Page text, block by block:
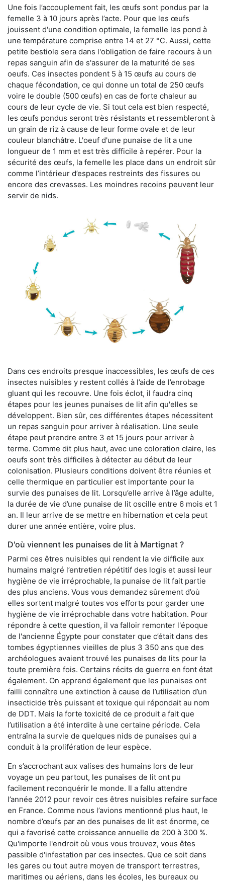
Une fois l’accouplement fait, les œufs sont pondus par la
femelle 3 à 10 jours après l’acte. Pour que les œufs
jouissent d'une condition optimale, la femelle les pond à
une température comprise entre 14 et 27 °C. Aussi, cette
petite bestiole sera dans l'obligation de faire recours à un
repas sanguin afin de s'assurer de la maturité de ses
oeufs. Ces insectes pondent 5 à 15 œufs au cours de
chaque fécondation, ce qui donne un total de 250 œufs
voire le double (500 œufs) en cas de forte chaleur au
cours de leur cycle de vie. Si tout cela est bien respecté,
les œufs pondus seront très résistants et ressembleront à
un grain de riz à cause de leur forme ovale et de leur
couleur blanchâtre. L'oeuf d'une punaise de lit a une
longueur de 1 mm et est très difficile à repérer. Pour la
sécurité des œufs, la femelle les place dans un endroit sûr
comme l’intérieur d’espaces restreints des fissures ou
encore des crevasses. Les moindres recoins peuvent leur
servir de nids.
Dans ces endroits presque inaccessibles, les œufs de ces
insectes nuisibles y restent collés à l’aide de l’enrobage
gluant qui les recouvre. Une fois éclot, il faudra cinq
étapes pour les jeunes punaises de lit afin qu'elles se
développent. Bien sûr, ces différentes étapes nécessitent
un repas sanguin pour arriver à réalisation. Une seule
étape peut prendre entre 3 et 15 jours pour arriver à
terme. Comme dit plus haut, avec une coloration claire, les
oeufs sont très difficiles à détecter au début de leur
colonisation. Plusieurs conditions doivent être réunies et
celle thermique en particulier est importante pour la
survie des punaises de lit. Lorsqu’elle arrive à l’âge adulte,
la durée de vie d’une punaise de lit oscille entre 6 mois et 1
an. Il leur arrive de se mettre en hibernation et cela peut
durer une année entière, voire plus.
D'où viennent les punaises de lit à Martignat ?
Parmi ces êtres nuisibles qui rendent la vie difficile aux
humains malgré l’entretien répétitif des logis et aussi leur
hygiène de vie irréprochable, la punaise de lit fait partie
des plus anciens. Vous vous demandez sûrement d’où
elles sortent malgré toutes vos efforts pour garder une
hygiène de vie irréprochable dans votre habitation. Pour
répondre à cette question, il va falloir remonter l'époque
de l'ancienne Égypte pour constater que c’était dans des
tombes égyptiennes vieilles de plus 3 350 ans que des
archéologues avaient trouvé les punaises de lits pour la
toute première fois. Certains récits de guerre en font état
également. On apprend également que les punaises ont
failli connaître une extinction à cause de l’utilisation d’un
insecticide très puissant et toxique qui répondait au nom
de DDT. Mais la forte toxicité de ce produit a fait que
l’utilisation a été interdite à une certaine période. Cela
entraîna la survie de quelques nids de punaises qui a
conduit à la prolifération de leur espèce.
En s’accrochant aux valises des humains lors de leur
voyage un peu partout, les punaises de lit ont pu
facilement reconquérir le monde. Il a fallu attendre
l’année 2012 pour revoir ces êtres nuisibles refaire surface
en France. Comme nous l’avions mentionné plus haut, le
nombre d’œufs par an des punaises de lit est énorme, ce
qui a favorisé cette croissance annuelle de 200 à 300 %.
Qu'importe l'endroit où vous vous trouvez, vous êtes
passible d'infestation par ces insectes. Que ce soit dans
les gares ou tout autre moyen de transport terrestres,
maritimes ou aériens, dans les écoles, les bureaux ou